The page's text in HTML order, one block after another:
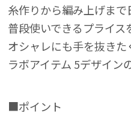
糸作りから編み上げまで
普段使いできるプライ
オシャレにも手を抜き
ラボアイテム 5デザイン
■ポイント